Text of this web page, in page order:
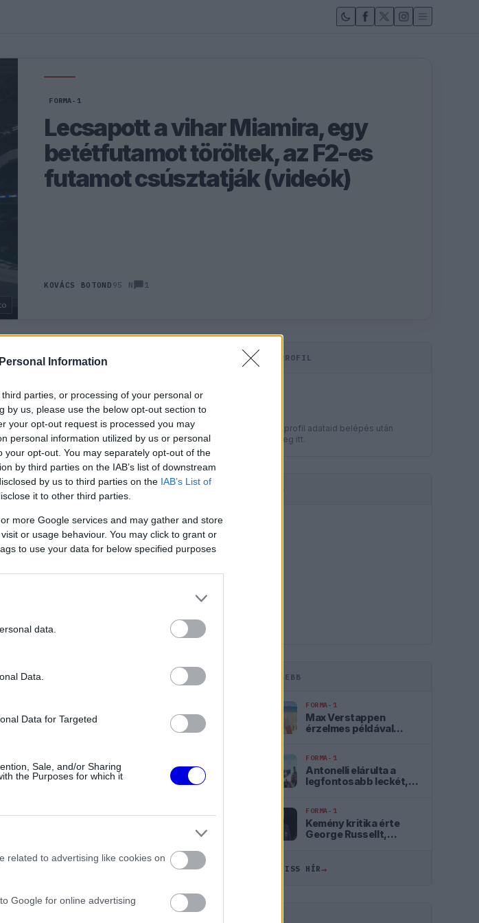
Information
parties, or processing of your personal or
by us, please use the below opt-out section to
your opt-out request is processed you may
personal information utilized by us or personal
opt-out. You may separately opt-out of the
by third parties on the IAB’s list of downstream
by us to third parties on the IAB’s List of
it to other third parties.
more Google services and may gather and store
or usage behaviour. You may click to grant or
to use your data for below specified purposes
data.
Data.
Data for Targeted
Sale, and/or Sharing
the Purposes for which it
related to advertising like cookies on
Google for online advertising
FORMA-1
Lecsapott a vihar Miamira, egy
betétfutamot töröltek, az F2-es
futamot csúsztatják (videók)
KOVÁCS BOTOND 95 N 1
Rendezés:
F2-es futam.
19:18
KOMMENTPROFIL
A kommentprofil adataid belépés után
jelennek meg itt.
HIRDETÉS
LEGFRISSEBB
FORMA-1
Max Verstappen
érzelmes példával
FORMA-1
Antonelli elárulta a
legfontosabb leckét,
FORMA-1
Kemény kritika érte
George Russellt,
ülne
ÖSSZES FRISS HÍR→
HIRDETÉS